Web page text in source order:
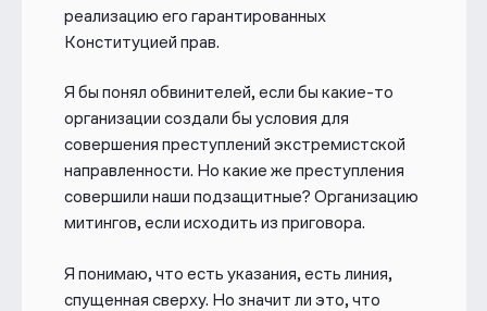
реализацию его гарантированных
Конституцией прав.
Я бы понял обвинителей, если бы какие-то
организации создали бы условия для
совершения преступлений экстремистской
направленности. Но какие же преступления
совершили наши подзащитные? Организацию
митингов, если исходить из приговора.
Я понимаю, что есть указания, есть линия,
спущенная сверху. Но значит ли это, что